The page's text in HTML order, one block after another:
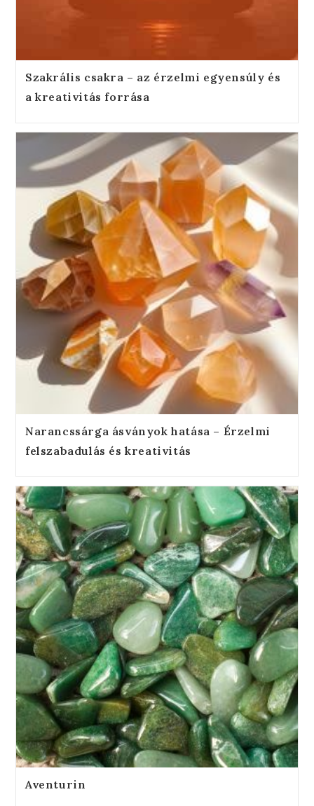
Szakrális csakra – az érzelmi egyensúly és
a kreativitás forrása
Narancssárga ásványok hatása – Érzelmi
felszabadulás és kreativitás
Aventurin